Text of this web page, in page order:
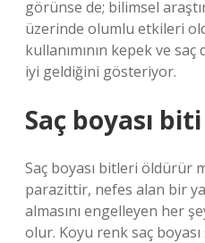
görünse de; bilimsel
üzerinde olumlu etkileri
kullanımının kepek ve
iyi geldiğini gösteriyor.
Saç boyası
Saç boyası bitleri öldürür
parazittir, nefes alan bir
almasını engelleyen her
olur. Koyu renk saç